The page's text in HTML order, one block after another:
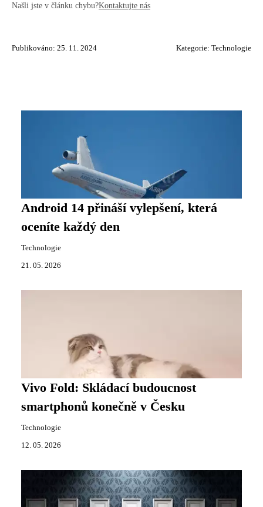
Našli jste v článku chybu?Kontaktujte nás
Publikováno: 25. 11. 2024 Kategorie: Technologie
Android 14 přináší vylepšení, která
oceníte každý den
Technologie
21. 05. 2026
Vivo Fold: Skládací budoucnost
smartphonů konečně v Česku
Technologie
12. 05. 2026